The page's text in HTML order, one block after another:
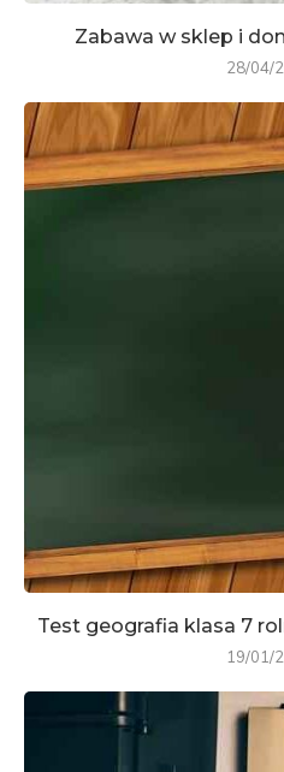
Zabawa w sklep i
28/04/
Test geografia klasa 7
19/01/